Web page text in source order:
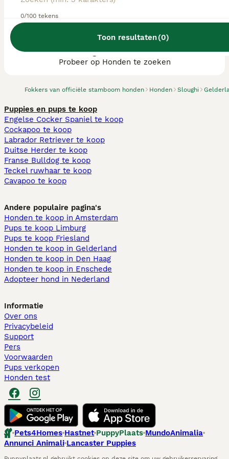
0/100 tekens
Toon resultaten(0)
Fokkers van officiële stamboom honden Honden Sloughi
We hebben 0 Sloughi fokkers, Eibergen
gevonden.
Probeer op Honden te zoeken
Puppies en pups te koop
Engelse Cocker Spaniel te koop
Cockapoo te koop
Labrador Retriever te koop
Duitse Herder te koop
Franse Bulldog te koop
Teckel ruwhaar te koop
Cavapoo te koop
Andere populaire pagina's
Honden te koop in Amsterdam
Pups te koop Limburg​
Pups te koop Friesland​
Honden te koop in Gelderland
Honden te koop in Den Haag
Honden te koop in Enschede
Adopteer hond in Nederland
Informatie
Over ons
Privacybeleid
Support
Pers
Voorwaarden
Pups verkopen
Honden test
Pets4Homes Hastnet PuppyPlaats MundoAnimalia
Annunci Animali Lancaster Puppies